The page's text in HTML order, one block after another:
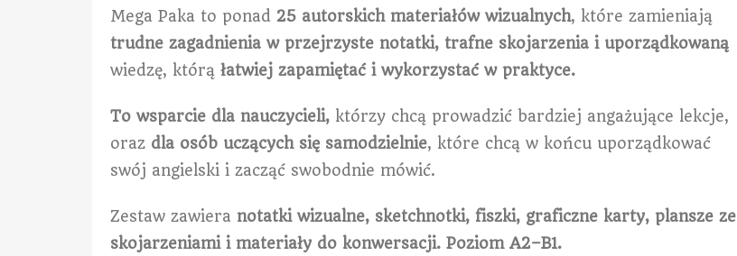
Mega Paka to ponad 25 autorskich materiałów wizualnych, które zamieniają
trudne zagadnienia w przejrzyste notatki, trafne skojarzenia i uporządkowaną
wiedzę, którą łatwiej zapamiętać i wykorzystać w praktyce.
To wsparcie dla nauczycieli, którzy chcą prowadzić bardziej angażujące lekcje,
oraz dla osób uczących się samodzielnie, które chcą w końcu uporządkować
swój angielski i zacząć swobodnie mówić.
Zestaw zawiera notatki wizualne, sketchnotki, fiszki, graficzne karty, plansze ze
skojarzeniami i materiały do konwersacji. Poziom A2–B1.